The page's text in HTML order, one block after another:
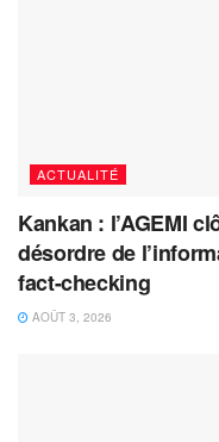
ACTUALITÉ
Kankan : l’AGEMI
désordre de
fact-checking
AOÛT 3, 2026